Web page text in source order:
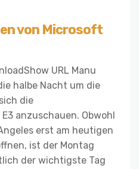
von Microsoft
URL Manu
halbe Nacht um die
die
anzuschauen. Obwohl
erst am heutigen
ist der Montag
der wichtigste Tag